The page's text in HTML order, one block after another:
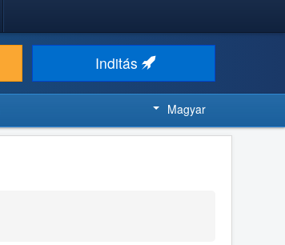
Inditás
Magyar